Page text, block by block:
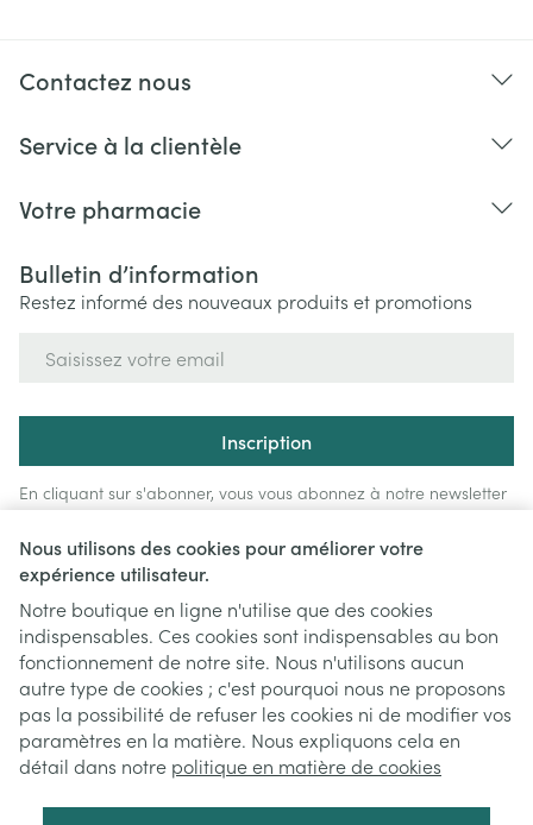
Nous utilisons des cookies pour améliorer votre
expérience utilisateur.
Notre boutique en ligne n'utilise que des cookies
indispensables. Ces cookies sont indispensables au bon
fonctionnement de notre site. Nous n'utilisons aucun
autre type de cookies ; c'est pourquoi nous ne proposons
pas la possibilité de refuser les cookies ni de modifier vos
paramètres en la matière. Nous expliquons cela en
détail dans notre politique en matière de cookies
Contactez nous
Service à la clientèle
Votre pharmacie
Bulletin d’information
Restez informé des nouveaux produits et promotions
Inscription
En cliquant sur s'abonner, vous vous abonnez à notre newsletter
et acceptez notrepolitique de confidentialité.
Liens légaux